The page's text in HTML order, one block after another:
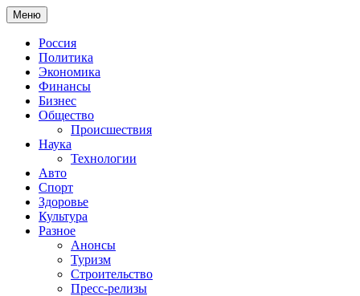
Меню
Россия
Политика
Экономика
Финансы
Бизнес
Общество
Происшествия
Наука
Технологии
Авто
Спорт
Здоровье
Культура
Разное
Анонсы
Туризм
Строительство
Пресс-релизы